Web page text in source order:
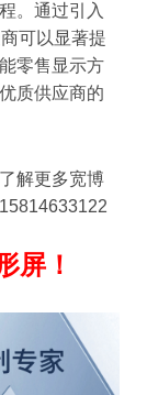
。通过引入
可以显著提
零售显示方
质供应商的
解更多宽博
屏！